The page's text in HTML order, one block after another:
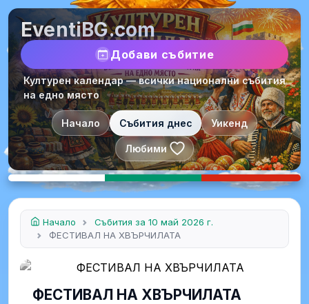
EventiBG.com
Добави събитие
Културен календар — всички национални събития
на едно място
Начало Събития днес Уикенд
Любими
Начало
Събития за 10 май 2026 г.
ФЕСТИВАЛ НА ХВЪРЧИЛАТА
ФЕСТИВАЛ НА ХВЪРЧИЛАТА